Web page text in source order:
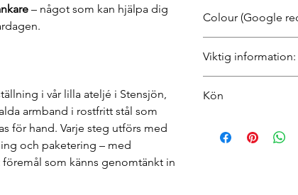
– något som kan hjälpa dig
i vår lilla ateljé i Stensjön,
armband i rostfritt stål som
för hand. Varje steg utförs med
och paketering – med
som känns genomtänkt in
Colour (Google
Viktig information:
verktyg inspirerade
självutveckling. De
Kön